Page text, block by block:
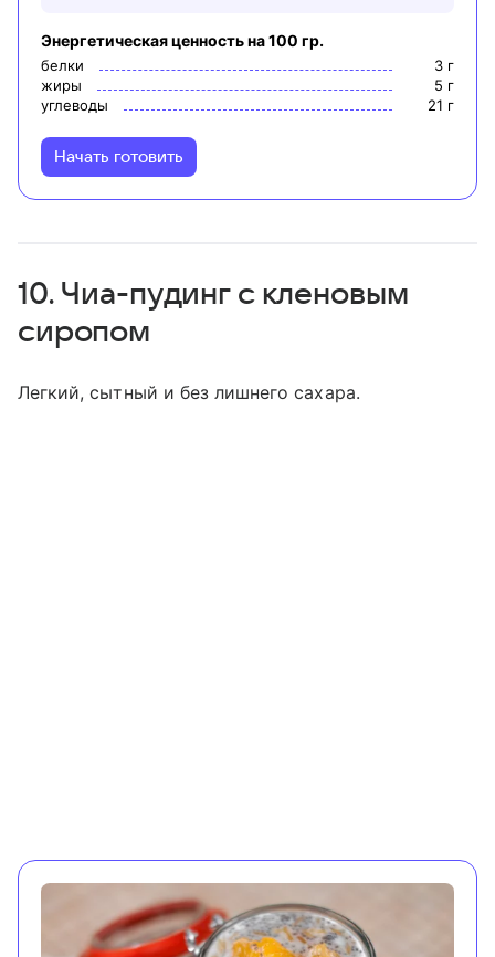
Энергетическая ценность на 100 гр.
белки 3 г
жиры
5 г
углеводы
21 г
Начать готовить
10. Чиа-пудинг с кленовым
сиропом
Легкий, сытный и без лишнего сахара.